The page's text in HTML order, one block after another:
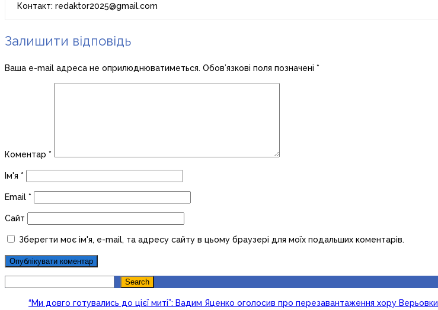
Контакт: redaktor2025@gmail.com
Залишити відповідь
Ваша e-mail адреса не оприлюднюватиметься. Обов’язкові поля позначені *
Коментар *
Ім'я *
Email *
Сайт
Зберегти моє ім'я, e-mail, та адресу сайту в цьому браузері для моїх подальших коментарів.
Search
“Ми довго готувались до цієї миті”: Вадим Яценко оголосив про перезавантаження хору Верьовки